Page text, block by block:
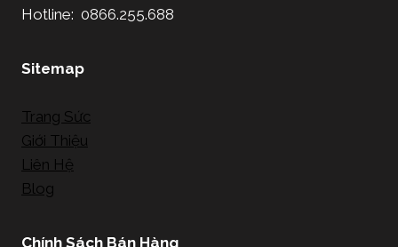
Hotline: 0866.255.688
Sitemap
Trang Sức
Giới Thiệu
Liên Hệ
Blog
Chính Sách Bán Hàng